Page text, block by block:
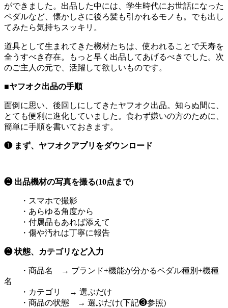
ができました。出品した中には、学生時代にお世話になった
ペダルなど、懐かしさに後ろ髪も引かれるモノも。でも出し
てみたら気持ちスッキリ。
道具として生まれてきた機材たちは、使われることで天寿を
全うすべき存在。もっと早く出品してあげるべきでした。次
のご主人の元で、活躍して欲しいものです。
■ヤフオク出品の手順
面倒に思い、後回しにしてきたヤフオク出品。知らぬ間に、
とても便利に進化していました。食わず嫌いの方のために、
簡単に手順を書いておきます。
❶ まず、ヤフオクアプリをダウンロード
❷ 出品機材の写真を撮る(10点まで)
・スマホで撮影
・あらゆる角度から
・付属品もあれば添えて
・傷や汚れは丁寧に報告
❷ 状態、カテゴリなど入力
・商品名 → ブランド+機能が分かるペダル種別+機種
名
・カテゴリ → 選ぶだけ
・商品の状態 → 選ぶだけ(下記❸参照)